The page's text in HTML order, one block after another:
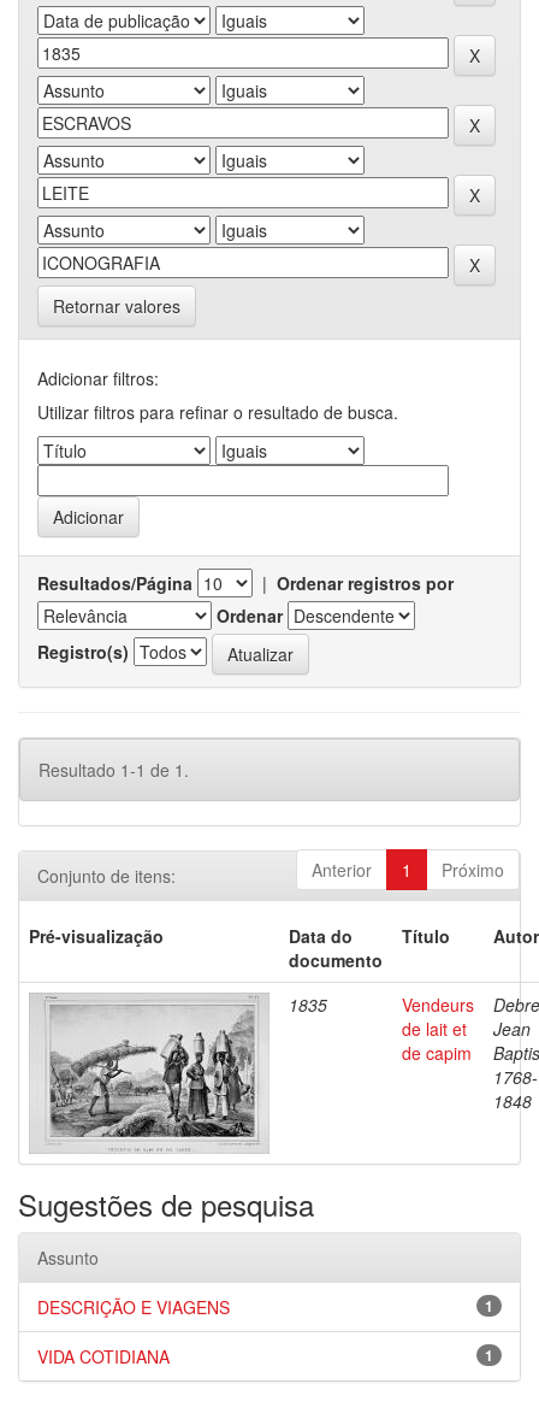
Retornar valores
Adicionar filtros:
Utilizar filtros para refinar o resultado de busca.
Resultados/Página | Ordenar registros por
Ordenar
Registro(s)
Resultado 1-1 de 1.
Anterior 1 Próximo
Conjunto de itens:
Pré-visualização
Data do
documento
Título
1835
Vendeurs
de lait et
de capim
Jean
1768-
1848
Sugestões de pesquisa
Assunto
1
DESCRIÇÃO E VIAGENS
1
VIDA COTIDIANA